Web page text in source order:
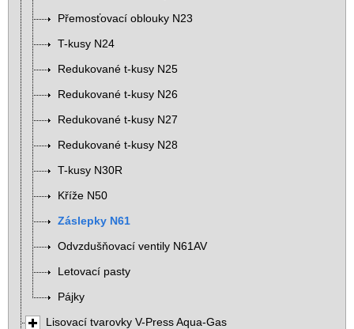
Přemosťovací oblouky N23
T-kusy N24
Redukované t-kusy N25
Redukované t-kusy N26
Redukované t-kusy N27
Redukované t-kusy N28
T-kusy N30R
Kříže N50
Záslepky N61
Odvzdušňovací ventily N61AV
Letovací pasty
Pájky
Lisovací tvarovky V-Press Aqua-Gas